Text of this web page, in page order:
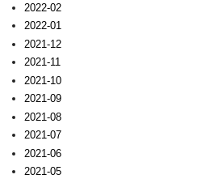
2022-02
2022-01
2021-12
2021-11
2021-10
2021-09
2021-08
2021-07
2021-06
2021-05